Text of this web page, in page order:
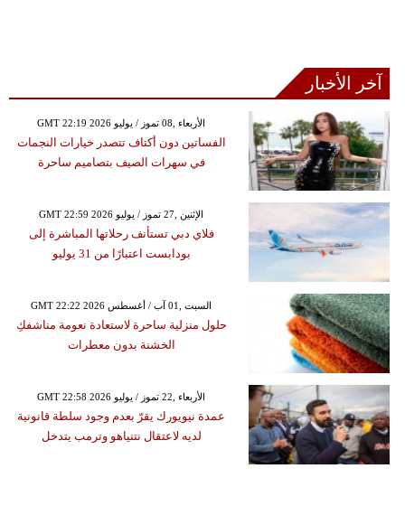
آخر الأخبار
GMT 22:19 2026 الأربعاء ,08 تموز / يوليو
الفساتين دون أكتاف تتصدر خيارات النجمات
في سهرات الصيف بتصاميم ساحرة
GMT 22:59 2026 الإثنين ,27 تموز / يوليو
فلاي دبي تستأنف رحلاتها المباشرة إلى
بودابست اعتبارًا من 31 يوليو
GMT 22:22 2026 السبت ,01 آب / أغسطس
حلول منزلية ساحرة لاستعادة نعومة مناشفكِ
الخشنة بدون معطرات
GMT 22:58 2026 الأربعاء ,22 تموز / يوليو
عمدة نيويورك يقرّ بعدم وجود سلطة قانونية
لديه لاعتقال نتنياهو وترمب يتدخل